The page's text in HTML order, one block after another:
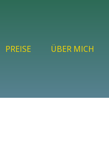
PREISE ÜBER MICH